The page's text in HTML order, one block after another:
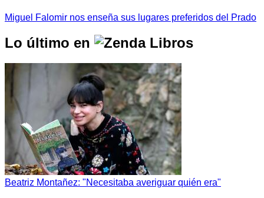
Miguel Falomir nos enseña sus lugares preferidos del Prado
Lo último en
Beatriz Montañez: "Necesitaba averiguar quién era"